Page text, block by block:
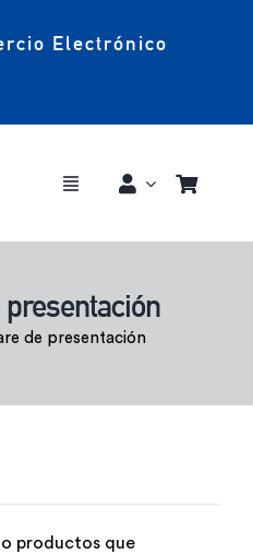
Electrónico
Toggle
de presentación
productos que